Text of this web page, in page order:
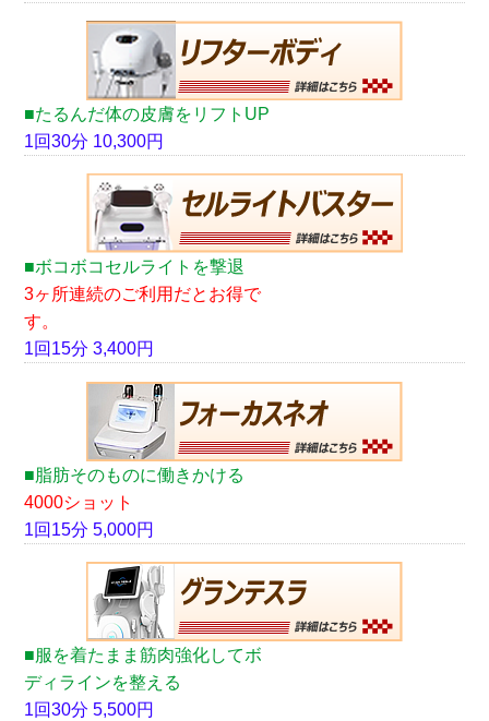
■たるんだ体の皮膚をリフトUP
1回30分 10,300円
■ボコボコセルライトを撃退
3ヶ所連続のご利用だとお得で
す。
1回15分 3,400円
■脂肪そのものに働きかける
4000ショット
1回15分 5,000円
■服を着たまま筋肉強化してボ
ディラインを整える
1回30分 5,500円